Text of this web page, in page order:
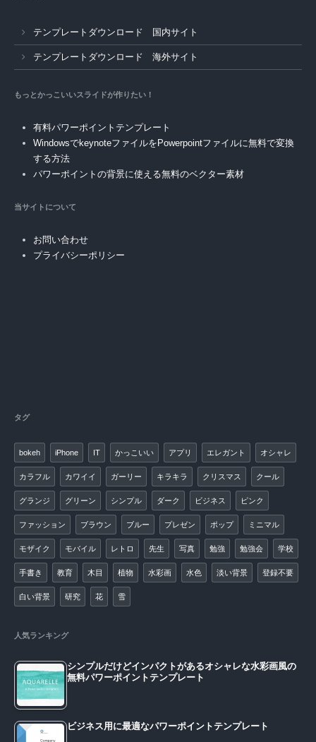
テンプレートダウンロード 国内サイト
テンプレートダウンロード 海外サイト
もっとかっこいいスライドが作りたい！
有料パワーポイントテンプレート
WindowsでkeynoteファイルをPowerpointファイルに無料で変換
する方法
パワーポイントの背景に使える無料のベクター素材
当サイトについて
お問い合わせ
プライバシーポリシー
タグ
bokeh iPhone IT かっこいい アプリ エレガント オシャレ
カラフル カワイイ ガーリー キラキラ クリスマス クール
グランジ グリーン シンプル ダーク ビジネス ピンク
ファッション ブラウン ブルー プレゼン ポップ ミニマル
モザイク モバイル レトロ 先生 写真 勉強 勉強会 学校
手書き 教育 木目 植物 水彩画 水色 淡い背景 登録不要
白い背景 研究 花 雪
人気ランキング
シンプルだけどインパクトがあるオシャレな水彩画風の
無料パワーポイントテンプレート
ビジネス用に最適なパワーポイントテンプレート